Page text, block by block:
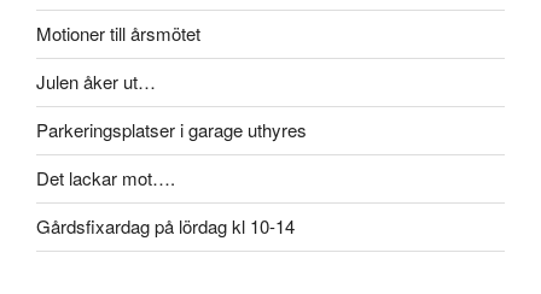
Motioner till årsmötet
Julen åker ut…
Parkeringsplatser i garage uthyres
Det lackar mot….
Gårdsfixardag på lördag kl 10-14